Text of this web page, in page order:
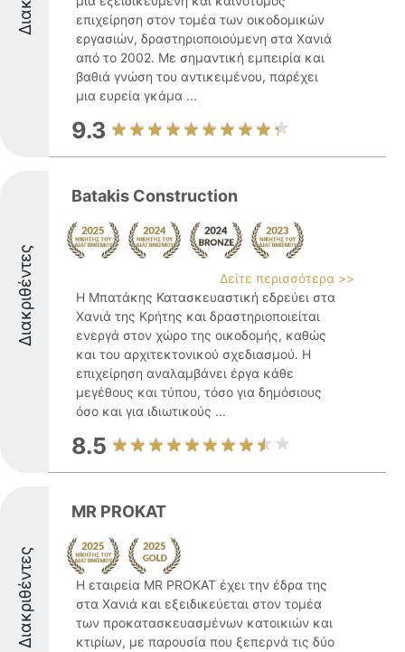
επιχείρηση στον τομέα των οικοδομικών
εργασιών, δραστηριοποιούμενη στα Χανιά
από το 2002. Με σημαντική εμπειρία και
βαθιά γνώση του αντικειμένου, παρέχει
μια ευρεία γκάμα ...
9.3
Διακριθέντες
Batakis Construction
Δείτε περισσότερα >>
Η Μπατάκης Κατασκευαστική εδρεύει στα
Χανιά της Κρήτης και δραστηριοποιείται
ενεργά στον χώρο της οικοδομής, καθώς
και του αρχιτεκτονικού σχεδιασμού. Η
επιχείρηση αναλαμβάνει έργα κάθε
μεγέθους και τύπου, τόσο για δημόσιους
όσο και για ιδιωτικούς ...
8.5
Διακριθέντες
MR PROKAT
Η εταιρεία MR PROKAT έχει την έδρα της
στα Χανιά και εξειδικεύεται στον τομέα
των προκατασκευασμένων κατοικιών και
κτιρίων, με παρουσία που ξεπερνά τις δύο